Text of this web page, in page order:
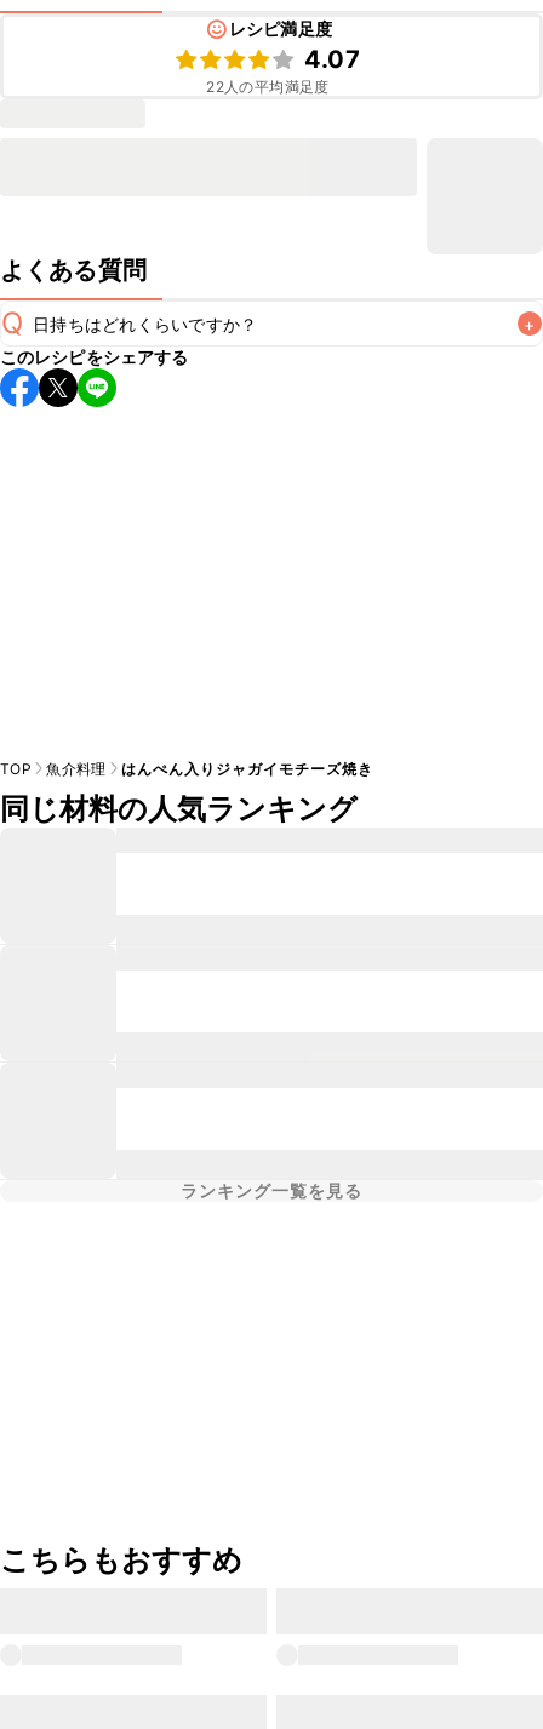
レシピ満足度
4.07
22人の平均満足度
よくある質問
Q 日持ちはどれくらいですか？ +
保存期間は冷蔵で当日中が目安です。なるべくお早めにお召
し上がりください。
このレシピをシェアする
TOP 魚介料理 はんぺん入りジャガイモチーズ焼き
同じ材料の人気ランキング
ランキング一覧を見る
こちらもおすすめ